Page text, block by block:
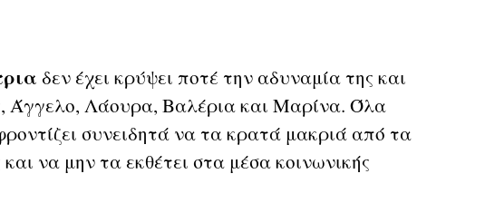
δεν έχει κρύψει ποτέ την αδυναμία της και
Άγγελο, Λάουρα, Βαλέρια και Μαρίνα. Όλα
συνειδητά να τα κρατά μακριά από τα
να μην τα εκθέτει στα μέσα κοινωνικής